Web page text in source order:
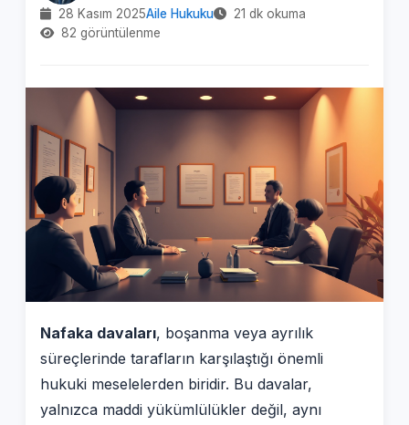
28 Kasım 2025Aile Hukuku
21 dk okuma
82 görüntülenme
Nafaka davaları, boşanma veya ayrılık
süreçlerinde tarafların karşılaştığı önemli
hukuki meselelerden biridir. Bu davalar,
yalnızca maddi yükümlülükler değil, aynı